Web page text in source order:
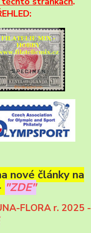
nové články na
"ZDE"
FLORA r. 2025 -